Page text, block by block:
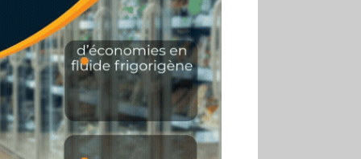
01.07
Cafom annonce
des résultats semestriels en
hausse, portés par le e-
commerce
30.06
La Sportiva affiche
une croissance solide en
2025